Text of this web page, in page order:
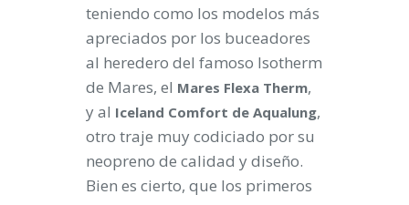
teniendo como los modelos más
apreciados por los buceadores
al heredero del famoso Isotherm
de Mares, el Mares Flexa Therm,
y al Iceland Comfort de Aqualung,
otro traje muy codiciado por su
neopreno de calidad y diseño.
Bien es cierto, que los primeros